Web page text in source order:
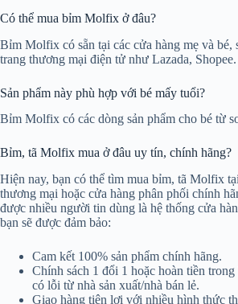
Có thể mua bỉm Molfix ở đâu?
Bỉm Molfix có sẵn tại các cửa hàng mẹ và bé,
trang thương mại điện tử như Lazada, Shopee.
Sản phẩm này phù hợp với bé mấy tuổi?
Bỉm Molfix có các dòng sản phẩm cho bé từ
Bỉm, tã Molfix mua ở đâu uy tín, chính hãng?
Hiện nay, bạn có thể tìm mua bỉm, tã Molfix
thương mại hoặc cửa hàng phân phối chính
được nhiều người tin dùng là hệ thống cửa
bạn sẽ được đảm bảo:
Cam kết 100% sản phẩm chính hãng.
Chính sách 1 đổi 1 hoặc hoàn tiền trong
có lỗi từ nhà sản xuất/nhà bán lẻ.
Giao hàng tiện lợi với nhiều hình thức